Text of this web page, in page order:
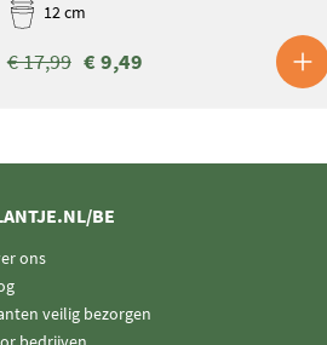
12 cm
€ 9,49
€ 17,99
BE
ons
veilig bezorgen